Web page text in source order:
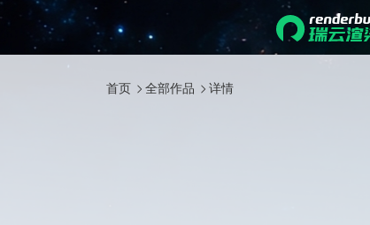
首页 全部作品 详情